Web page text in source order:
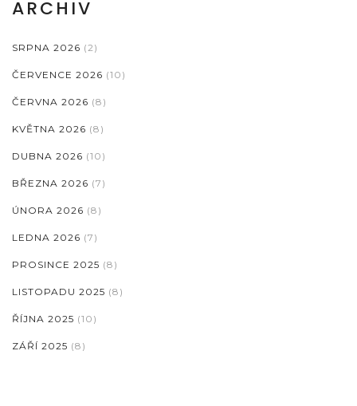
ARCHIV
SRPNA 2026 (2)
ČERVENCE 2026 (10)
ČERVNA 2026 (8)
KVĚTNA 2026 (8)
DUBNA 2026 (10)
BŘEZNA 2026 (7)
ÚNORA 2026 (8)
LEDNA 2026 (7)
PROSINCE 2025 (8)
LISTOPADU 2025 (8)
ŘÍJNA 2025 (10)
ZÁŘÍ 2025 (8)